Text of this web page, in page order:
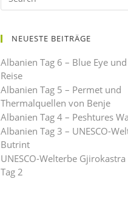
NEUESTE BEITRÄGE
Albanien Tag 6 – Blue Eye
Reise
Albanien Tag 5 – Permet und
Thermalquellen von Benje
Albanien Tag 4 – Peshtures
Albanien Tag 3 – UNESCO-
Butrint
UNESCO-Welterbe
Tag 2